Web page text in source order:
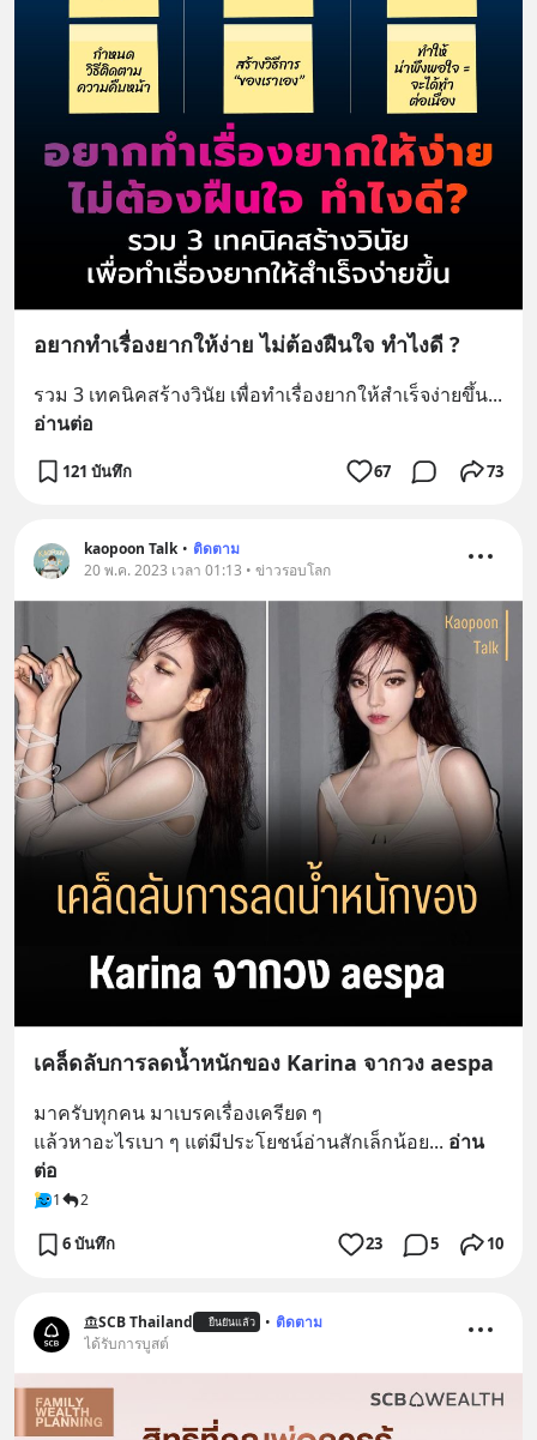
อยากทำเรื่องยากให้ง่าย ไม่ต้องฝืนใจ ทำไงดี ?
รวม 3 เทคนิคสร้างวินัย เพื่อทำเรื่องยากให้สำเร็จง่ายขึ้น
อ่านต่อ
121 บันทึก 67 73
kaopoon Talk • ติดตาม
20 พ.ค. 2023 เวลา 01:13 • ข่าวรอบโลก
เคล็ดลับการลดน้ำหนักของ Karina จากวง aespa
มาครับทุกคน มาเบรคเรื่องเครียด ๆ
แล้วหาอะไรเบา ๆ แต่มีประโยชน์อ่านสักเล็กน้อย... อ่าน
ต่อ
1 2
6 บันทึก 23 5 10
SCB Thailand ยืนยันแล้ว • ติดตาม
ได้รับการบูสต์